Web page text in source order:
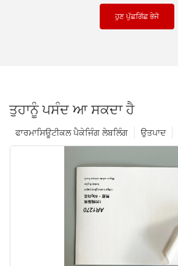
ਹੁਣ ਪੁੱਛਗਿੱਛ ਭੇਜੋ
ਤੁਹਾਨੂੰ ਪਸੰਦ ਆ ਸਕਦਾ ਹੈ
ਉਤਪਾਦ
ਫਾਰਮਾਸਿਊਟੀਕਲ ਪੈਕੇਜਿੰਗ ਲੇਬਲਿੰਗ